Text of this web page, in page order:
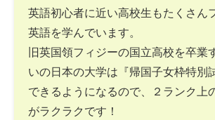
英語初心者に近い高校生もたくさん
英語を学んでいます。
旧英国領フィジーの国立高校を卒業
いの日本の大学は『帰国子女枠特別
できるようになるので、２ランク上
がラクラクです！